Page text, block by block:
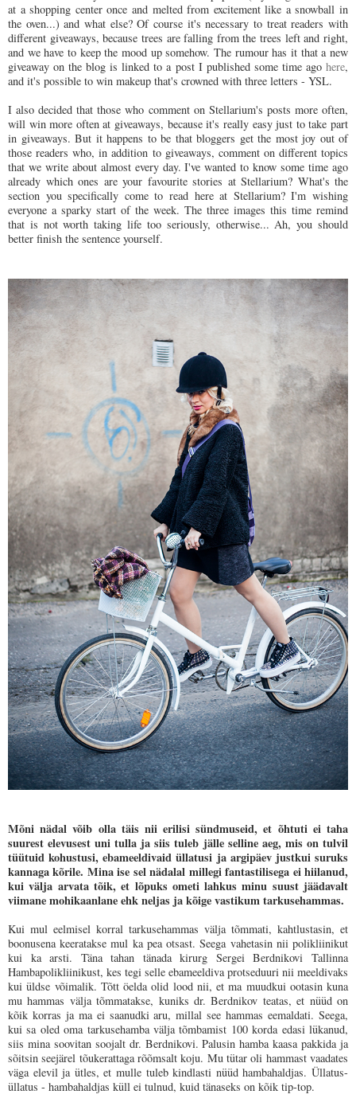
at a shopping center once and melted from excitement like a snowball in
the oven...) and what else? Of course it's necessary to treat readers with
different giveaways, because trees are falling from the trees left and right,
and we have to keep the mood up somehow. The rumour has it that a new
giveaway on the blog is linked to a post I published some time ago here,
and it's possible to win makeup that's crowned with three letters - YSL.
I also decided that those who comment on Stellarium's posts more often,
will win more often at giveaways, because it's really easy just to take part
in giveaways. But it happens to be that bloggers get the most joy out of
those readers who, in addition to giveaways, comment on different topics
that we write about almost every day. I've wanted to know some time ago
already which ones are your favourite stories at Stellarium? What's the
section you specifically come to read here at Stellarium? I'm wishing
everyone a sparky start of the week. The three images this time remind
that is not worth taking life too seriously, otherwise... Ah, you should
better finish the sentence yourself.
Mõni nädal võib olla täis nii erilisi sündmuseid, et õhtuti ei taha
suurest elevusest uni tulla ja siis tuleb jälle selline aeg, mis on tulvil
tüütuid kohustusi, ebameeldivaid üllatusi ja argipäev justkui suruks
kannaga kõrile. Mina ise sel nädalal millegi fantastilisega ei hiilanud,
kui välja arvata tõik, et lõpuks ometi lahkus minu suust jäädavalt
viimane mohikaanlane ehk neljas ja kõige vastikum tarkusehammas.
Kui mul eelmisel korral tarkusehammas välja tõmmati, kahtlustasin, et
boonusena keeratakse mul ka pea otsast. Seega vahetasin nii polikliinikut
kui ka arsti. Täna tahan tänada kirurg Sergei Berdnikovi Tallinna
Hambapolikliinikust, kes tegi selle ebameeldiva protseduuri nii meeldivaks
kui üldse võimalik. Tõtt öelda olid lood nii, et ma muudkui ootasin kuna
mu hammas välja tõmmatakse, kuniks dr. Berdnikov teatas, et nüüd on
kõik korras ja ma ei saanudki aru, millal see hammas eemaldati. Seega,
kui sa oled oma tarkusehamba välja tõmbamist 100 korda edasi lükanud,
siis mina soovitan soojalt dr. Berdnikovi. Palusin hamba kaasa pakkida ja
sõitsin seejärel tõukerattaga rõõmsalt koju. Mu tütar oli hammast vaadates
väga elevil ja ütles, et mulle tuleb kindlasti nüüd hambahaldjas. Üllatus-
üllatus - hambahaldjas küll ei tulnud, kuid tänaseks on kõik tip-top.